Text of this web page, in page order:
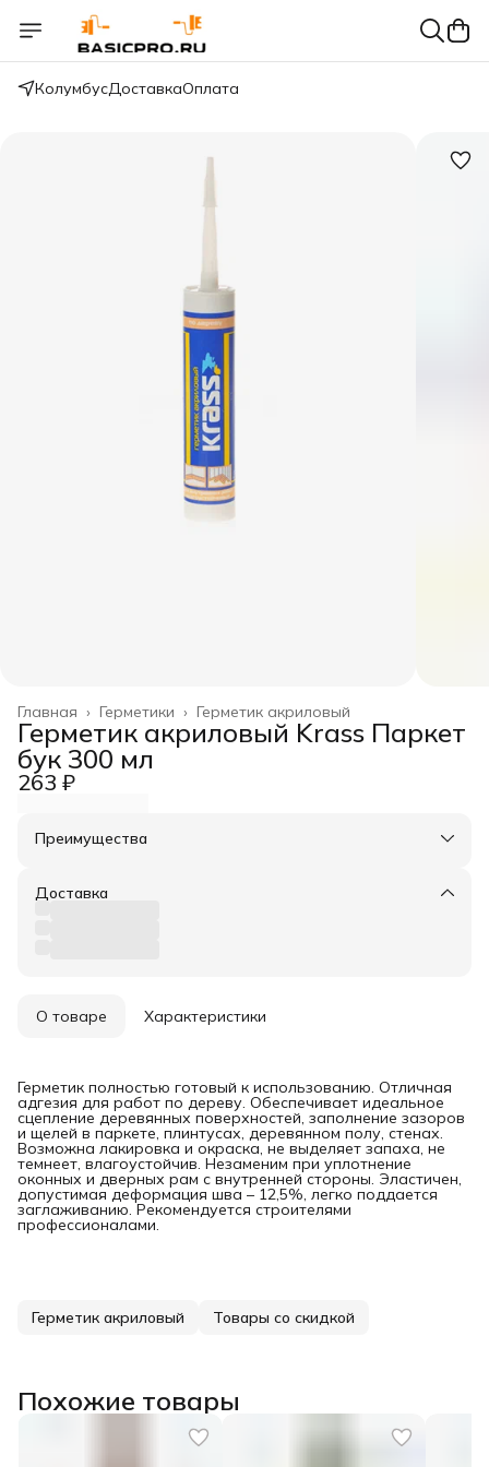
КолумбусДоставкаОплата
Герметик акриловый
Герметики ›
Главная ›
Герметик акриловый Krass Паркет
бук 300 мл
263 ₽
Преимущества
Оплата частями в Сплит
Удобный возврат
Доставка
О товаре Характеристики
Герметик полностью готовый к использованию. Отличная
адгезия для работ по дереву. Обеспечивает идеальное
сцепление деревянных поверхностей, заполнение зазоров
и щелей в паркете, плинтусах, деревянном полу, стенах.
Возможна лакировка и окраска, не выделяет запаха, не
темнеет, влагоустойчив. Незаменим при уплотнение
оконных и дверных рам с внутренней стороны. Эластичен,
допустимая деформация шва – 12,5%, легко поддается
заглаживанию. Рекомендуется строителями
профессионалами.
Герметик акриловый Товары со скидкой
Похожие товары